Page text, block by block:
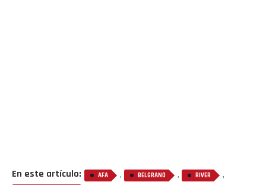
En este artículo: AFA , BELGRANO , RIVER ,